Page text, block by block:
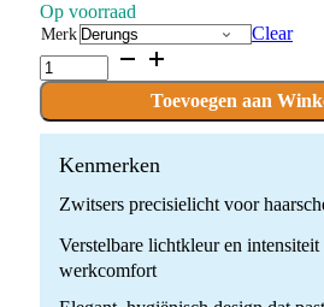
Op voorraad
Merk
Clear
Derungs
TRIANGO
operatielamp
quantity
Toevoegen aan
Kenmerken
Zwitsers precisielicht voor
Verstelbare lichtkleur en
werkcomfort